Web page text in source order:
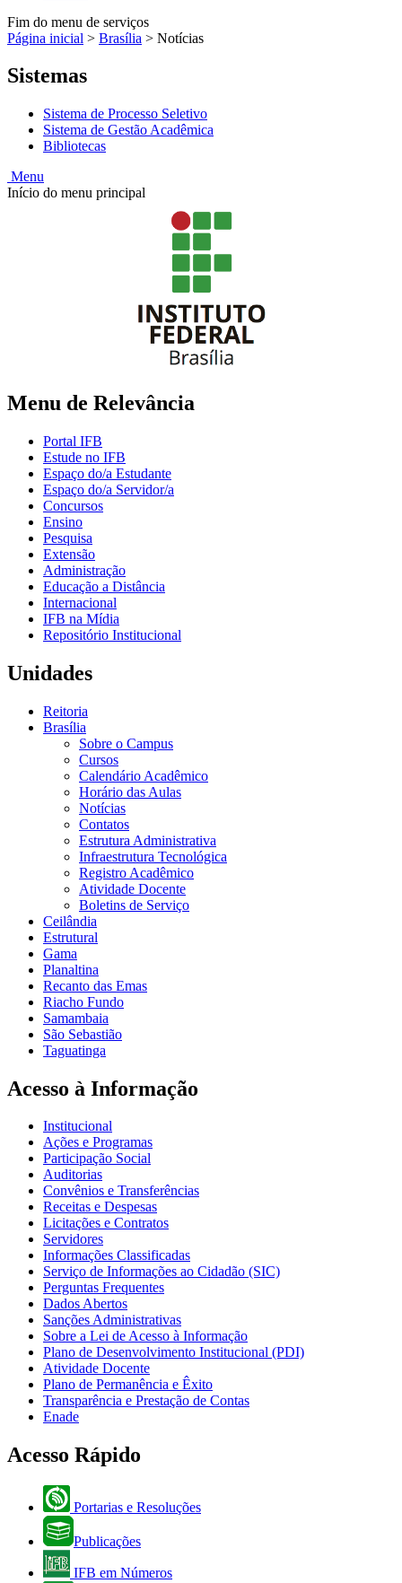
Fim do menu de serviços
Página inicial > Brasília > Notícias
Sistemas
Sistema de Processo Seletivo
Sistema de Gestão Acadêmica
Bibliotecas
Menu
Início do menu principal
Menu de Relevância
Portal IFB
Estude no IFB
Espaço do/a Estudante
Espaço do/a Servidor/a
Concursos
Ensino
Pesquisa
Extensão
Administração
Educação a Distância
Internacional
IFB na Mídia
Repositório Institucional
Unidades
Reitoria
Brasília
Sobre o Campus
Cursos
Calendário Acadêmico
Horário das Aulas
Notícias
Contatos
Estrutura Administrativa
Infraestrutura Tecnológica
Registro Acadêmico
Atividade Docente
Boletins de Serviço
Ceilândia
Estrutural
Gama
Planaltina
Recanto das Emas
Riacho Fundo
Samambaia
São Sebastião
Taguatinga
Acesso à Informação
Institucional
Ações e Programas
Participação Social
Auditorias
Convênios e Transferências
Receitas e Despesas
Licitações e Contratos
Servidores
Informações Classificadas
Serviço de Informações ao Cidadão (SIC)
Perguntas Frequentes
Dados Abertos
Sanções Administrativas
Sobre a Lei de Acesso à Informação
Plano de Desenvolvimento Institucional (PDI)
Atividade Docente
Plano de Permanência e Êxito
Transparência e Prestação de Contas
Enade
Acesso Rápido
Portarias e Resoluções
Publicações
IFB em Números